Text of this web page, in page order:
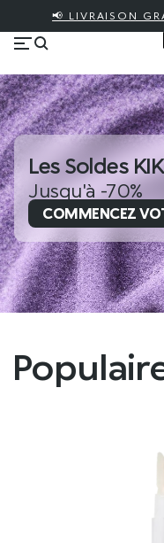
📢 LIVRAISON
Les Soldes
Jusqu'à -70%
COMMENCEZ